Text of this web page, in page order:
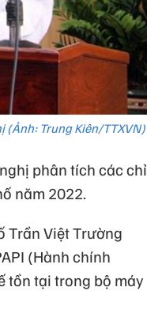
(Ảnh: Trung Kiên/TTXVN)
phân tích các chỉ
năm 2022.
Trần Việt Trường
(Hành chính
tồn tại trong bộ máy